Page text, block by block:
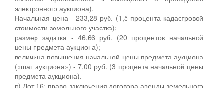
электронного аукциона).
Начальная цена - 233,28 руб. (1,5 процента кадастровой
стоимости земельного участка);
размер задатка - 46,66 руб. (20 процентов начальной
цены предмета аукциона);
величина повышения начальной цены предмета аукциона
(«шаг аукциона») - 7,00 руб. (3 процента начальной цены
предмета аукциона).
р) Лот 16: право заключения договора аренды земельного